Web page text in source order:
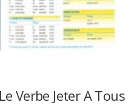
Verbe Jeter A Tous